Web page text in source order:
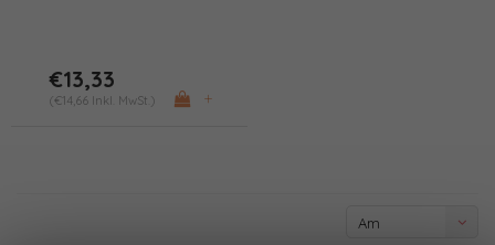
€13,33
(€14,66 Inkl. MwSt.) +
Am